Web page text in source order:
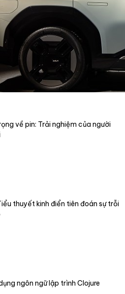
về pin: Trải nghiệm của người
thuyết kinh điển tiên đoán sự trỗi
ngôn ngữ lập trình Clojure